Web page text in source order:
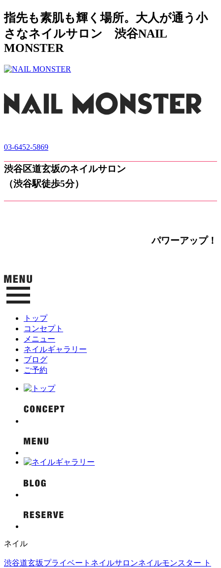
指先も素肌も輝く場所。大人が通う小
さなネイルサロン 渋谷NAIL
MONSTER
03-6452-5869
渋谷区道玄坂のネイルサロン
（渋谷駅徒歩5分）
パワーアップ！
トップ
コンセプト
メニュー
ネイルギャラリー
ブログ
ご予約
ネイル
渋谷道玄坂プライベートネイルサロンネイルモンスター ト